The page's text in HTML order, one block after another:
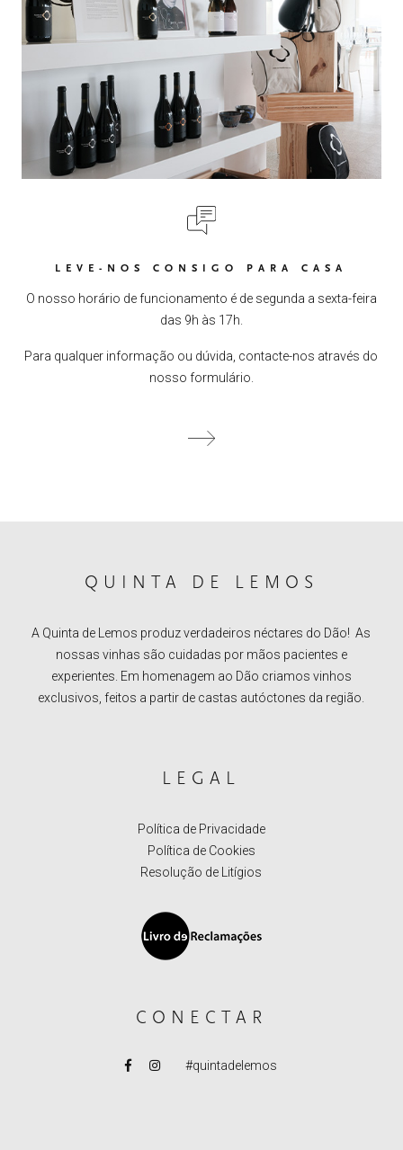
LEVE-NOS CONSIGO PARA CASA
O nosso horário de funcionamento é de segunda a sexta-feira
das 9h às 17h.
Para qualquer informação ou dúvida, contacte-nos através do
nosso formulário.
QUINTA DE LEMOS
A Quinta de Lemos produz verdadeiros néctares do Dão! As
nossas vinhas são cuidadas por mãos pacientes e
experientes. Em homenagem ao Dão criamos vinhos
exclusivos, feitos a partir de castas autóctones da região.
LEGAL
Política de Privacidade
Política de Cookies
Resolução de Litígios
CONECTAR
#quintadelemos